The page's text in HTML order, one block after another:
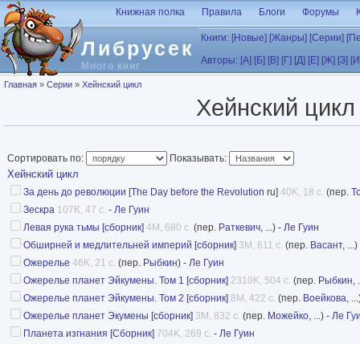
Перейти к основному содержанию
Либрусек
Много книг
Книжная полка Правила Блоги Форумы
Книги: [Новые] [Жанры] [Серии]
Авторы: [А] [Б] [В] [Г] [Д] [Е] [Ж] [З]
Вы здесь
Главная » Серии » Хейнский цикл
Хейнский цикл
Сортировать по: Показывать:
Хейнский цикл
За день до революции [The Day before the Revolution ru] 40K, 18 с. (пер.
Зескра 107K, 47 с. - Ле Гуин
Левая рука тьмы [сборник] 4M, 680 с. (пер. Раткевич, ...) - Ле Гуин
Обширней и медлительней империй [сборник] 3M, 611 с. (пер. Васант,
Ожерелье 46K, 21 с. (пер. Рыбкин) - Ле Гуин
Ожерелье планет Эйкумены. Том 1 [сборник] 2310K, 504 с. (пер. Рыбкин,
Ожерелье планет Эйкумены. Том 2 [сборник] 8M, 422 с. (пер. Воейкова,
Ожерелье планет Экумены [сборник] 3M, 832 с. (пер. Можейко, ...) - Ле
Планета изгнания [Сборник] 704K, 269 с. - Ле Гуин